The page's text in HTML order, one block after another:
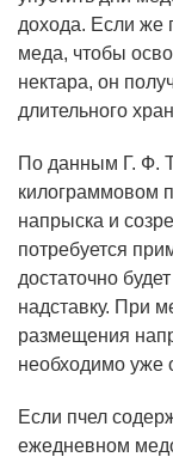
дохода. Если же
меда, чтобы
нектара, он
длительного
По данным Г. Ф.
килограммовом
напрыска и
потребуется
достаточно
надставку. При
размещения
необходимо уже
Если пчел
ежедневном